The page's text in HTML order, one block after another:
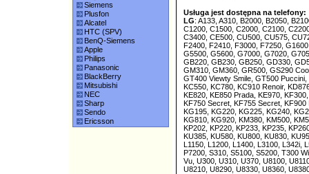
Siemens
Plusfon
Alcatel
HTC (SPV)
BenQ-Siemens
Apple
Philips
Panasonic
BlackBerry
Mitsubishi
NEC
Sharp
Sendo
Ericsson
Usługa jest dostępna na telefony:
LG: A133, A310, B2000, B2050,
C1200, C1500, C2000, C2100,
C3400, CE500, CU500, CU575,
F2400, F2410, F3000, F7250,
G5500, G5600, G7000, G7020,
GB220, GB230, GB250, GD330,
GM310, GM360, GR500, GS290
GT400 Viewty Smile, GT500
KC550, KC780, KC910 Renoir,
KE820, KE850 Prada, KE970,
KF750 Secret, KF755 Secret,
KG195, KG220, KG225, KG240,
KG810, KG920, KM380, KM500,
KP202, KP220, KP233, KP235,
KU385, KU580, KU800, KU830,
L1150, L1200, L1400, L3100, L342i,
P7200, S310, S5100, S5200, T300
Vu, U300, U310, U370, U8100,
U8210, U8290, U8330, U8360,